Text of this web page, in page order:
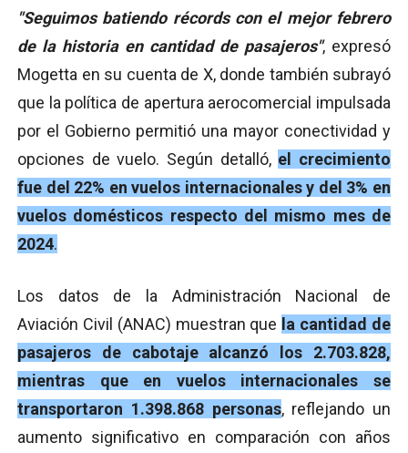
"Seguimos batiendo récords con el mejor febrero
de la historia en cantidad de pasajeros", expresó
Mogetta en su cuenta de X, donde también subrayó
que la política de apertura aerocomercial impulsada
por el Gobierno permitió una mayor conectividad y
opciones de vuelo. Según detalló, el crecimiento
fue del 22% en vuelos internacionales y del 3% en
vuelos domésticos respecto del mismo mes de
2024.
Los datos de la Administración Nacional de
Aviación Civil (ANAC) muestran que la cantidad de
pasajeros de cabotaje alcanzó los 2.703.828,
mientras que en vuelos internacionales se
transportaron 1.398.868 personas, reflejando un
aumento significativo en comparación con años